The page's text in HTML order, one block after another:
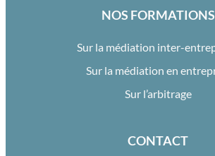
NOS FORMATIONS
Sur la médiation inter-
Sur la médiation en
Sur l’arbitrage
CONTACT